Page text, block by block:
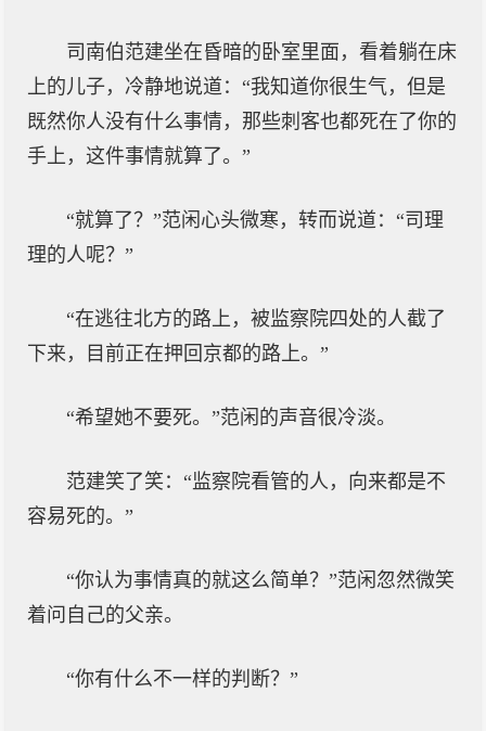
司南伯范建坐在昏暗的卧室里面，看着躺在床
上的儿子，冷静地说道：“我知道你很生气，但是
既然你人没有什么事情，那些刺客也都死在了你的
手上，这件事情就算了。”
“就算了？”范闲心头微寒，转而说道：“司理
理的人呢？”
“在逃往北方的路上，被监察院四处的人截了
下来，目前正在押回京都的路上。”
“希望她不要死。”范闲的声音很冷淡。
范建笑了笑：“监察院看管的人，向来都是不
容易死的。”
“你认为事情真的就这么简单？”范闲忽然微笑
着问自己的父亲。
“你有什么不一样的判断？”